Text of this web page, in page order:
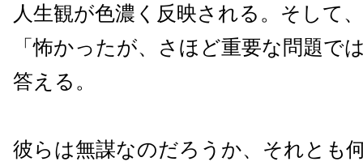
人生観が色濃く反映される。そして
「怖かったが、さほど重要な問題で
答える。
彼らは無謀なのだろうか、それとも